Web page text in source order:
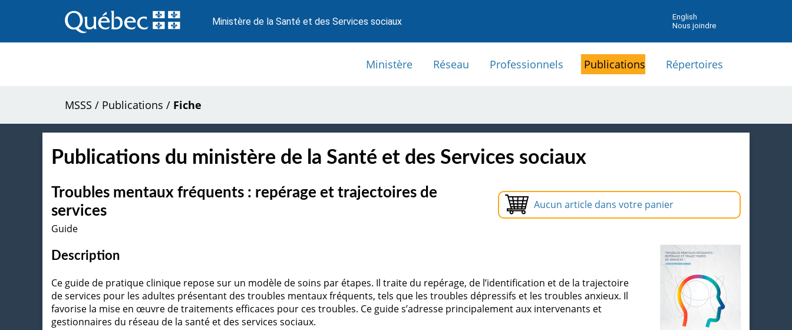
au
contenu
Ministère de la Santé et des Services sociaux
English
Nous joindre
Ministère Réseau Professionnels Publications Répertoires
MSSS / Publications / Fiche
Publications du ministère de la Santé et des Services sociaux
Aucun article dans votre panier
Troubles mentaux fréquents : repérage et trajectoires de
services
Guide
Description
Ce guide de pratique clinique repose sur un modèle de soins par étapes. Il traite du repérage, de l’identification et de la trajectoire
de services pour les adultes présentant des troubles mentaux fréquents, tels que les troubles dépressifs et les troubles anxieux. Il
favorise la mise en œuvre de traitements efficaces pour ces troubles. Ce guide s’adresse principalement aux intervenants et
gestionnaires du réseau de la santé et des services sociaux.